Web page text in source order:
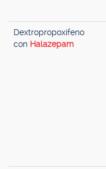
Dextropropoxifeno
con Halazepam